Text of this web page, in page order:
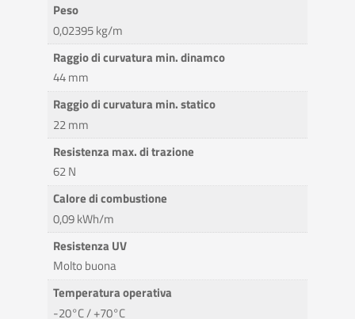
Peso
0,02395 kg/m
Raggio di curvatura min. dinamco
44 mm
Raggio di curvatura min. statico
22 mm
Resistenza max. di trazione
62 N
Calore di combustione
0,09 kWh/m
Resistenza UV
Molto buona
Temperatura operativa
-20°C / +70°C